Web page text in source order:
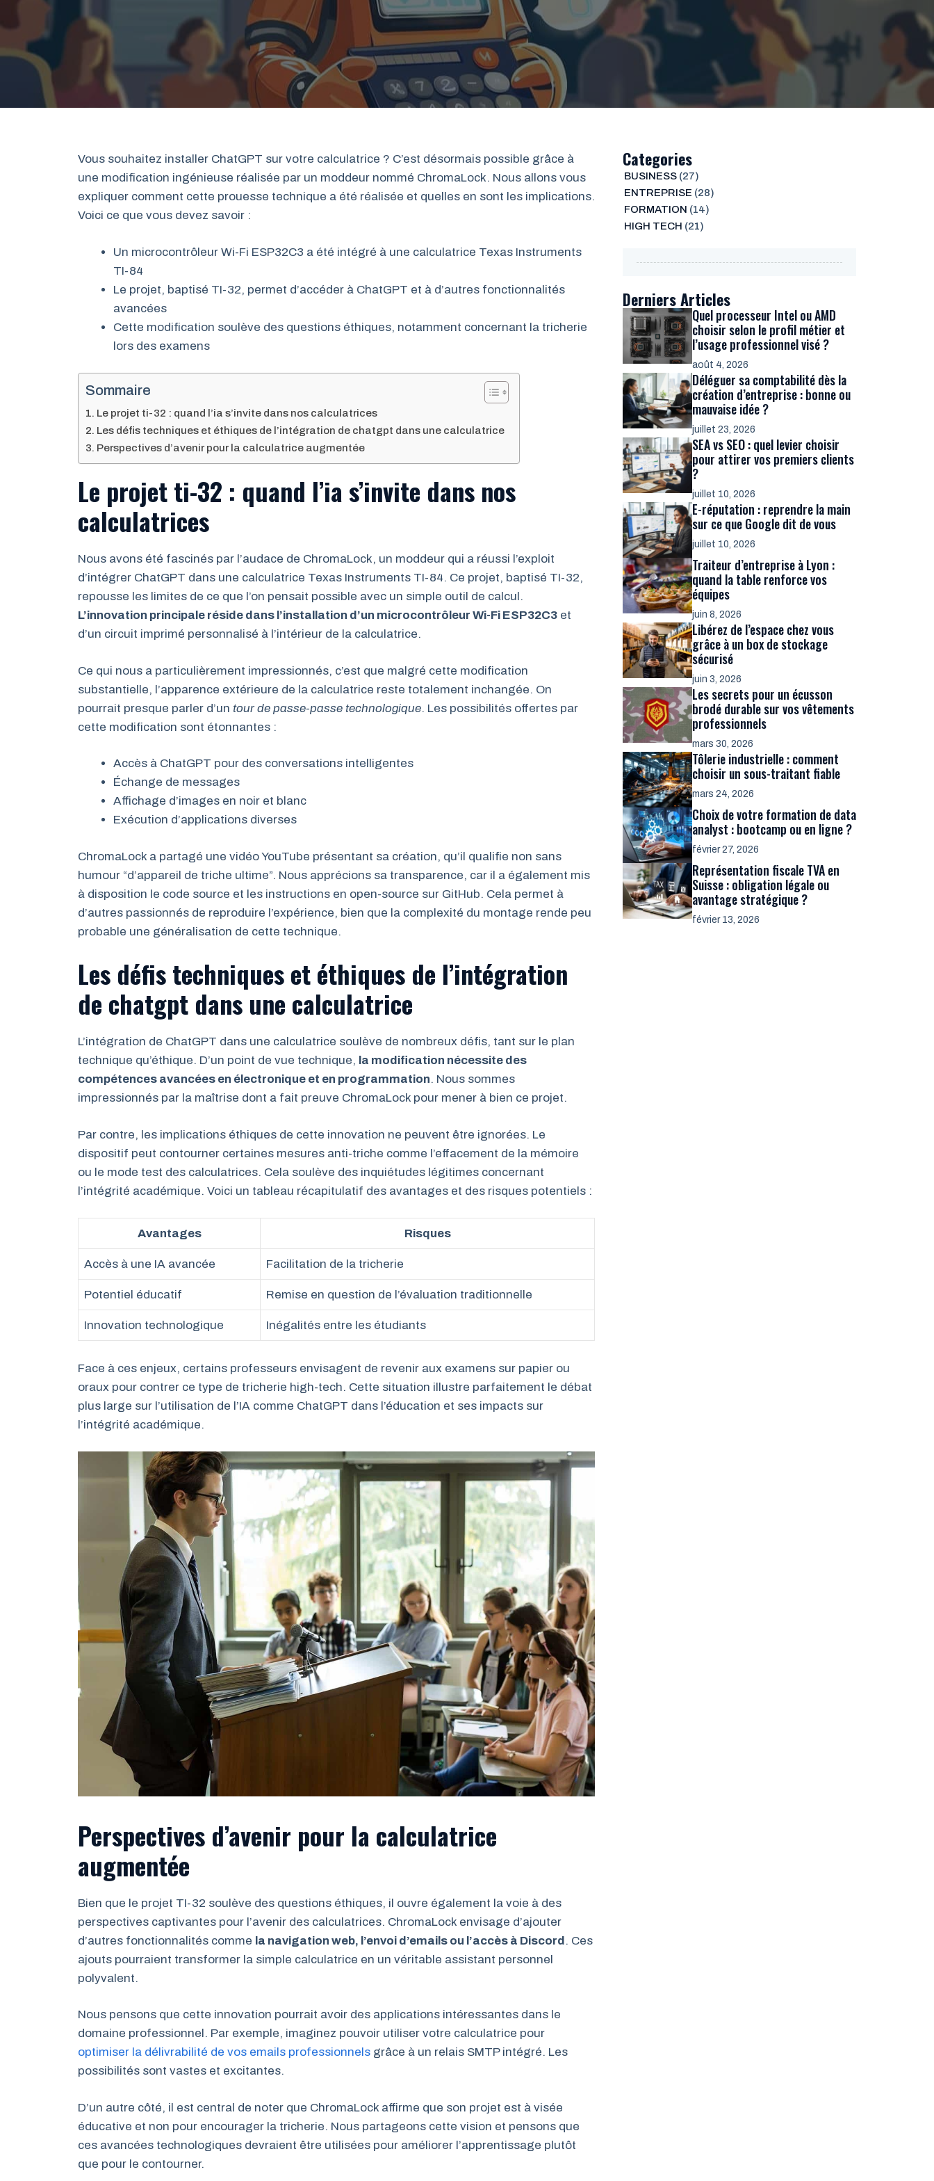
Vous souhaitez installer ChatGPT sur votre calculatrice ? C’est désormais possible grâce à
une modification ingénieuse réalisée par un moddeur nommé ChromaLock. Nous allons vous
expliquer comment cette prouesse technique a été réalisée et quelles en sont les implications.
Voici ce que vous devez savoir :
Un microcontrôleur Wi-Fi ESP32C3 a été intégré à une calculatrice Texas Instruments
TI-84
Le projet, baptisé TI-32, permet d’accéder à ChatGPT et à d’autres fonctionnalités
avancées
Cette modification soulève des questions éthiques, notamment concernant la tricherie
lors des examens
Sommaire
Le projet ti-32 : quand l’ia s’invite dans nos calculatrices
Les défis techniques et éthiques de l’intégration de chatgpt dans une calculatrice
Perspectives d’avenir pour la calculatrice augmentée
Le projet ti-32 : quand l’ia s’invite dans nos
calculatrices
Nous avons été fascinés par l’audace de ChromaLock, un moddeur qui a réussi l’exploit
d’intégrer ChatGPT dans une calculatrice Texas Instruments TI-84. Ce projet, baptisé TI-32,
repousse les limites de ce que l’on pensait possible avec un simple outil de calcul.
L’innovation principale réside dans l’installation d’un microcontrôleur Wi-Fi ESP32C3 et
d’un circuit imprimé personnalisé à l’intérieur de la calculatrice.
Ce qui nous a particulièrement impressionnés, c’est que malgré cette modification
substantielle, l’apparence extérieure de la calculatrice reste totalement inchangée. On
pourrait presque parler d’un tour de passe-passe technologique. Les possibilités offertes par
cette modification sont étonnantes :
Accès à ChatGPT pour des conversations intelligentes
Échange de messages
Affichage d’images en noir et blanc
Exécution d’applications diverses
ChromaLock a partagé une vidéo YouTube présentant sa création, qu’il qualifie non sans
humour “d’appareil de triche ultime”. Nous apprécions sa transparence, car il a également mis
à disposition le code source et les instructions en open-source sur GitHub. Cela permet à
d’autres passionnés de reproduire l’expérience, bien que la complexité du montage rende peu
probable une généralisation de cette technique.
Les défis techniques et éthiques de l’intégration
de chatgpt dans une calculatrice
L’intégration de ChatGPT dans une calculatrice soulève de nombreux défis, tant sur le plan
technique qu’éthique. D’un point de vue technique, la modification nécessite des
compétences avancées en électronique et en programmation. Nous sommes
impressionnés par la maîtrise dont a fait preuve ChromaLock pour mener à bien ce projet.
Par contre, les implications éthiques de cette innovation ne peuvent être ignorées. Le
dispositif peut contourner certaines mesures anti-triche comme l’effacement de la mémoire
ou le mode test des calculatrices. Cela soulève des inquiétudes légitimes concernant
l’intégrité académique. Voici un tableau récapitulatif des avantages et des risques potentiels :
Avantages Risques
Accès à une IA avancée Facilitation de la tricherie
Potentiel éducatif Remise en question de l’évaluation traditionnelle
Innovation technologique Inégalités entre les étudiants
Face à ces enjeux, certains professeurs envisagent de revenir aux examens sur papier ou
oraux pour contrer ce type de tricherie high-tech. Cette situation illustre parfaitement le débat
plus large sur l’utilisation de l’IA comme ChatGPT dans l’éducation et ses impacts sur
l’intégrité académique.
Perspectives d’avenir pour la calculatrice
augmentée
Bien que le projet TI-32 soulève des questions éthiques, il ouvre également la voie à des
perspectives captivantes pour l’avenir des calculatrices. ChromaLock envisage d’ajouter
d’autres fonctionnalités comme la navigation web, l’envoi d’emails ou l’accès à Discord. Ces
ajouts pourraient transformer la simple calculatrice en un véritable assistant personnel
polyvalent.
Nous pensons que cette innovation pourrait avoir des applications intéressantes dans le
domaine professionnel. Par exemple, imaginez pouvoir utiliser votre calculatrice pour
optimiser la délivrabilité de vos emails professionnels grâce à un relais SMTP intégré. Les
possibilités sont vastes et excitantes.
D’un autre côté, il est central de noter que ChromaLock affirme que son projet est à visée
éducative et non pour encourager la tricherie. Nous partageons cette vision et pensons que
ces avancées technologiques devraient être utilisées pour améliorer l’apprentissage plutôt
que pour le contourner.
Categories
BUSINESS(27)
ENTREPRISE (28)
FORMATION (14)
HIGH TECH (21)
Derniers Articles
Quel processeur Intel ou AMD
choisir selon le profil métier et
l’usage professionnel visé ?
août 4, 2026
Déléguer sa comptabilité dès la
création d’entreprise : bonne ou
mauvaise idée ?
juillet 23, 2026
SEA vs SEO : quel levier choisir
pour attirer vos premiers clients
?
juillet 10, 2026
E-réputation : reprendre la main
sur ce que Google dit de vous
juillet 10, 2026
Traiteur d’entreprise à Lyon :
quand la table renforce vos
équipes
juin 8, 2026
Libérez de l’espace chez vous
grâce à un box de stockage
sécurisé
juin 3, 2026
Les secrets pour un écusson
brodé durable sur vos vêtements
professionnels
mars 30, 2026
Tôlerie industrielle : comment
choisir un sous-traitant fiable
mars 24, 2026
Choix de votre formation de data
analyst : bootcamp ou en ligne ?
février 27, 2026
Représentation fiscale TVA en
Suisse : obligation légale ou
avantage stratégique ?
février 13, 2026